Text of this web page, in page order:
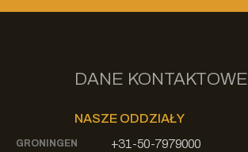
DANE KONTAKTOWE
NASZE ODDZIAŁY
GRONINGEN +31-50-7979000